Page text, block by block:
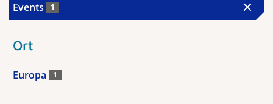
Events 1
Ort
Europa 1